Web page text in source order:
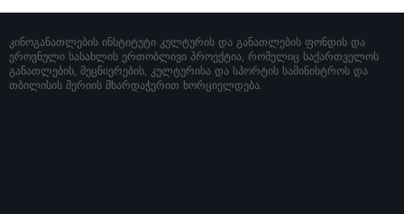
კინოგანათლების ინსტიტუტი კულტურის და განათლების ფონდის და
ეროვნული სასახლის ერთობლივი პროექტია, რომელიც საქართველოს
განათლების, მეცნიერების, კულტურისა და სპორტის სამინისტროს და
თბილისის მერიის მხარდაჭერით ხორციელდება.